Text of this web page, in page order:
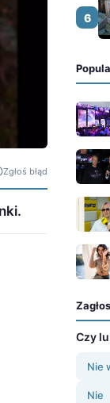
Zgłoś błąd
6
Czy
Nie
Nie